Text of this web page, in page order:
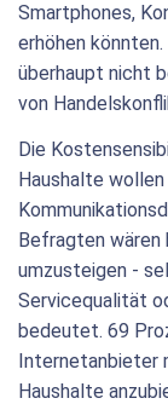
Smartphones,
erhöhen
überhaupt nicht
von
Die
Haushalte
Befragten wären
umzusteigen -
Servicequalität
bedeutet. 69
Internetanbieter
Haushalte